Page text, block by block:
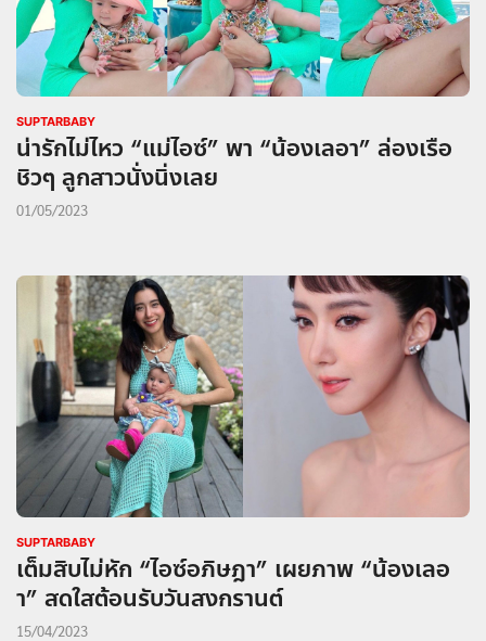
SUPTARBABY
น่ารักไม่ไหว “แม่ไอซ์” พา “น้องเลอา” ล่องเรือ
ชิวๆ ลูกสาวนั่งนิ่งเลย
01/05/2023
SUPTARBABY
เต็มสิบไม่หัก “ไอซ์อภิษฎา” เผยภาพ “น้องเลอ
า” สดใสต้อนรับวันสงกรานต์
15/04/2023